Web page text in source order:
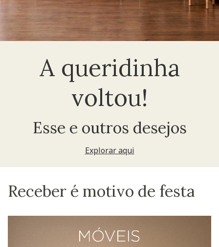
A queridinha
voltou!
Esse e outros desejos
Explorar aqui
Receber é motivo de festa